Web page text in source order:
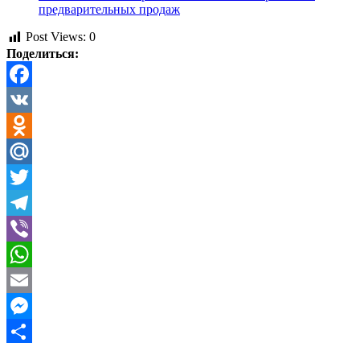
предварительных продаж
Post Views: 0
Поделиться:
Facebook
VK
Odnoklassniki
Mail.Ru
Twitter
Telegram
Viber
WhatsApp
Email
Messenger